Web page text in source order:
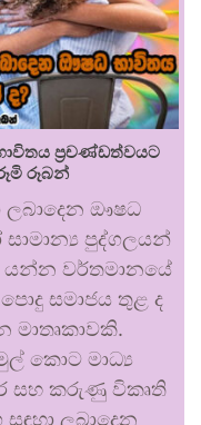
ප්‍රචණ්ඩත්වයට
රූබන්
ලබාදෙන ඖෂධ
පුද්ගලයන්
යන්න වර්තමානයේ
සමාජය තුළ ද
කොට මාධ්‍ය
සහ කරුණු විකෘති
ලබාදෙන